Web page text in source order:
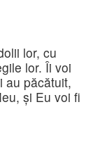
lor, cu
lor. Îi voi
au păcătuit,
şi Eu voi fi